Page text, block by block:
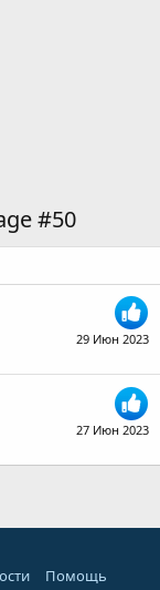
#50
29 Июн 2023
27 Июн 2023
Помощь